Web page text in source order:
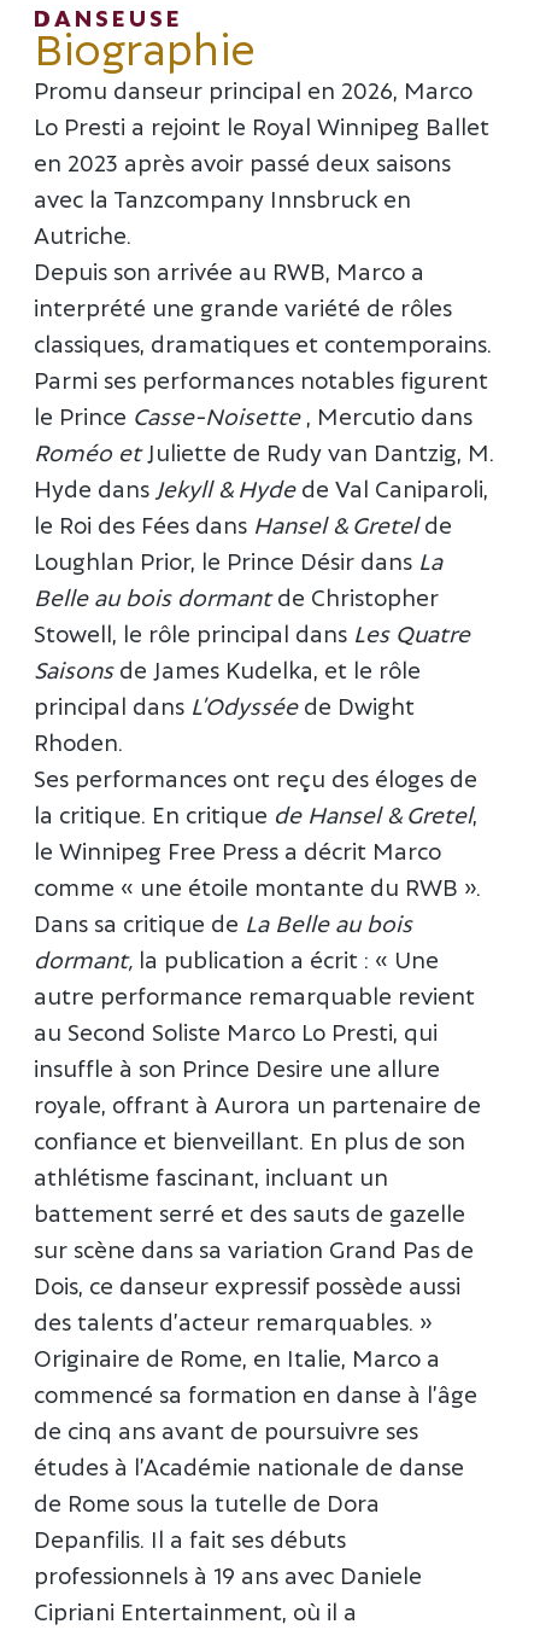
DANSEUSE
Biographie
Promu danseur principal en 2026, Marco
Lo Presti a rejoint le Royal Winnipeg Ballet
en 2023 après avoir passé deux saisons
avec la Tanzcompany Innsbruck en
Autriche.
Depuis son arrivée au RWB, Marco a
interprété une grande variété de rôles
classiques, dramatiques et contemporains.
Parmi ses performances notables figurent
le Prince Casse-Noisette, Mercutio dans
Roméo etJuliette de Rudy van Dantzig, M.
Hyde dans Jekyll & Hydede Val Caniparoli,
le Roi des Fées dans Hansel & Gretelde
Loughlan Prior, le Prince Désir dans La
Belle au bois dormantde Christopher
Stowell, le rôle principal dans Les Quatre
Saisonsde James Kudelka, et le rôle
principal dans L’Odysséede Dwight
Rhoden.
Ses performances ont reçu des éloges de
la critique. En critique de Hansel & Gretel,
le Winnipeg Free Press a décrit Marco
comme « une étoile montante du RWB ».
Dans sa critique de La Belle au bois
dormant, la publication a écrit : « Une
autre performance remarquable revient
au Second Soliste Marco Lo Presti, qui
insuffle à son Prince Desire une allure
royale, offrant à Aurora un partenaire de
confiance et bienveillant. En plus de son
athlétisme fascinant, incluant un
battement serré et des sauts de gazelle
sur scène dans sa variation Grand Pas de
Dois, ce danseur expressif possède aussi
des talents d’acteur remarquables. »
Originaire de Rome, en Italie, Marco a
commencé sa formation en danse à l’âge
de cinq ans avant de poursuivre ses
études à l’Académie nationale de danse
de Rome sous la tutelle de Dora
Depanfilis. Il a fait ses débuts
professionnels à 19 ans avec Daniele
Cipriani Entertainment, où il a